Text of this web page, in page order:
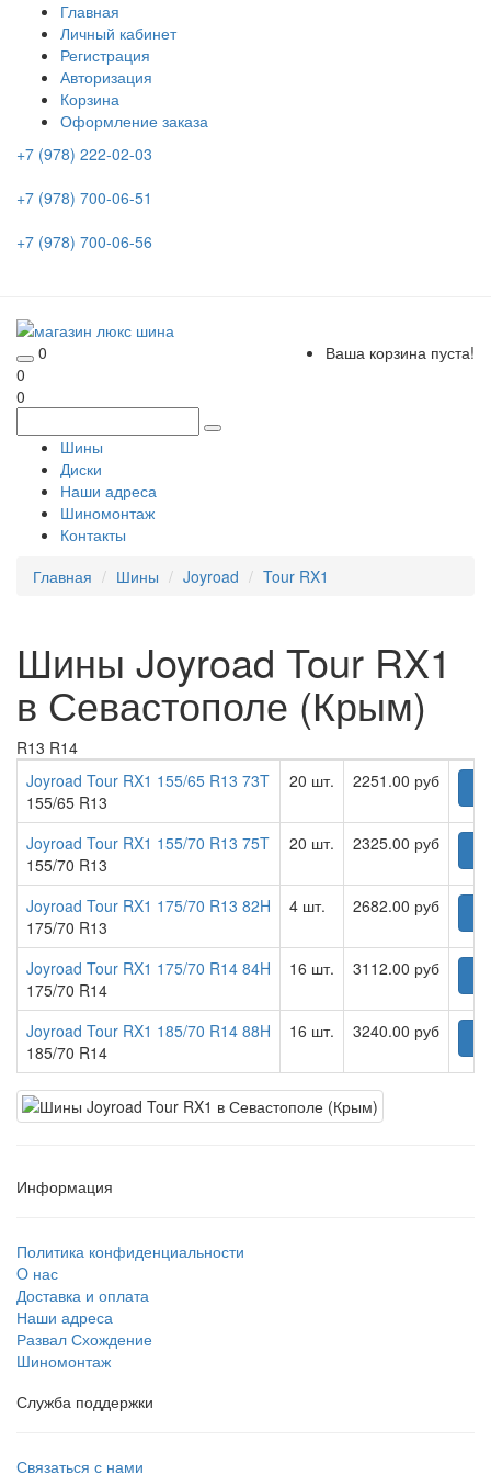
Главная
Личный кабинет
Регистрация
Авторизация
Корзина
Оформление заказа
+7 (978) 222-02-03
+7 (978) 700-06-51
+7 (978) 700-06-56
0
Ваша корзина пуста!
0
0
Шины
Диски
Наши адреса
Шиномонтаж
Контакты
Главная
Шины Joyroad Tour RX1
Шины Joyroad Tour RX1
в Севастополе (Крым)
R13 R14
Joyroad Tour RX1 155/65 R13 73T
155/65 R13
20 шт. 2251.00 руб
Joyroad Tour RX1 155/70 R13 75T
155/70 R13
20 шт. 2325.00 руб
Joyroad Tour RX1 175/70 R13 82H
175/70 R13
4 шт. 2682.00 руб
Joyroad Tour RX1 175/70 R14 84H
175/70 R14
16 шт. 3112.00 руб
Joyroad Tour RX1 185/70 R14 88H
185/70 R14
16 шт. 3240.00 руб
Информация
Политика конфиденциальности
O нас
Доставка и оплата
Наши адреса
Развал Схождение
Шиномонтаж
Служба поддержки
Связаться с нами